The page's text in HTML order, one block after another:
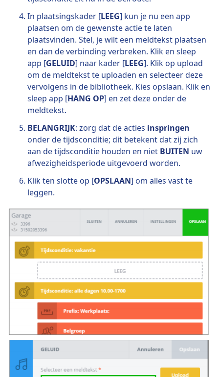
In plaatsingskader [LEEG] kun je nu een app
plaatsen om de gewenste actie te laten
plaatsvinden. Stel, je wilt een meldtekst plaatsen
en dan de verbinding verbreken. Klik en sleep
app [GELUID] naar kader [LEEG]. Klik op upload
om de meldtekst te uploaden en selecteer deze
vervolgens in de bibliotheek. Kies opslaan. Klik en
sleep app [HANG OP] en zet deze onder de
meldtekst.
BELANGRIJK: zorg dat de acties inspringen
onder de tijdsconditie; dit betekent dat zij zich
aan de tijdsconditie houden en niet BUITEN uw
afwezigheidsperiode uitgevoerd worden.
Klik ten slotte op [OPSLAAN] om alles vast te
leggen.